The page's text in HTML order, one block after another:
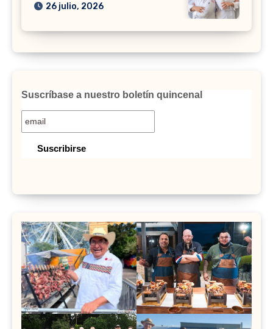
26 julio, 2026
Suscríbase a nuestro boletín quincenal